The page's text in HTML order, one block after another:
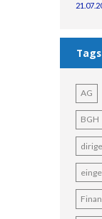
Tags
AG
BGH